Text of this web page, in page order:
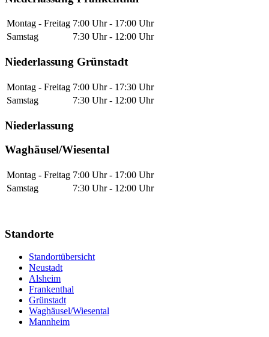
Montag - Freitag 7:00 Uhr - 17:00 Uhr
Samstag
7:30 Uhr - 12:00 Uhr
Niederlassung Grünstadt
Montag - Freitag 7:00 Uhr - 17:30 Uhr
Samstag
7:30 Uhr - 12:00 Uhr
Niederlassung
Waghäusel/Wiesental
Montag - Freitag 7:00 Uhr - 17:00 Uhr
Samstag
7:30 Uhr - 12:00 Uhr
Standorte
Standortübersicht
Neustadt
Alsheim
Frankenthal
Grünstadt
Waghäusel/Wiesental
Mannheim